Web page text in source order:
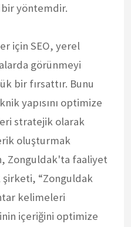
yöntemdir.
için SEO, yerel
görünmeyi
bir fırsattır. Bunu
yapısını optimize
stratejik olarak
oluşturmak
Zonguldak'ta faaliyet
“Zonguldak
kelimeleri
içeriğini optimize